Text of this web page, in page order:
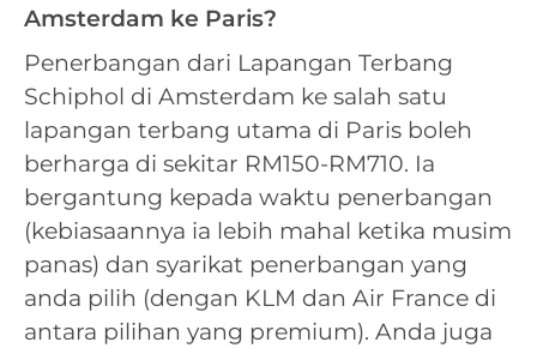
Amsterdam ke Paris?
Penerbangan dari Lapangan Terbang
Schiphol di Amsterdam ke salah satu
lapangan terbang utama di Paris boleh
berharga di sekitar RM150-RM710. Ia
bergantung kepada waktu penerbangan
(kebiasaannya ia lebih mahal ketika musim
panas) dan syarikat penerbangan yang
anda pilih (dengan KLM dan Air France di
antara pilihan yang premium). Anda juga